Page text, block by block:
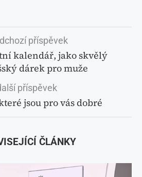
příspěvek
kalendář, jako skvělý
dárek pro muže
příspěvek
jsou pro vás dobré
ČLÁNKY